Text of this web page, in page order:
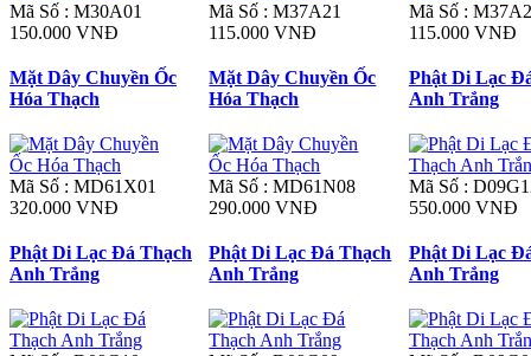
Mã Số : M30A01
150.000 VNĐ
Mã Số : M37A21
115.000 VNĐ
Mã Số :
115.000 VNĐ
Mặt Dây Chuyền Ốc
Hóa Thạch
Mã Số : MD61X01
320.000 VNĐ
Mặt Dây Chuyền Ốc
Hóa Thạch
Mã Số : MD61N08
290.000 VNĐ
Phật Di Lạc
Anh Trắng
Mã Số :
550.000 VNĐ
Phật Di Lạc Đá Thạch
Anh Trắng
Phật Di Lạc Đá Thạch
Anh Trắng
Phật Di Lạc
Anh Trắng